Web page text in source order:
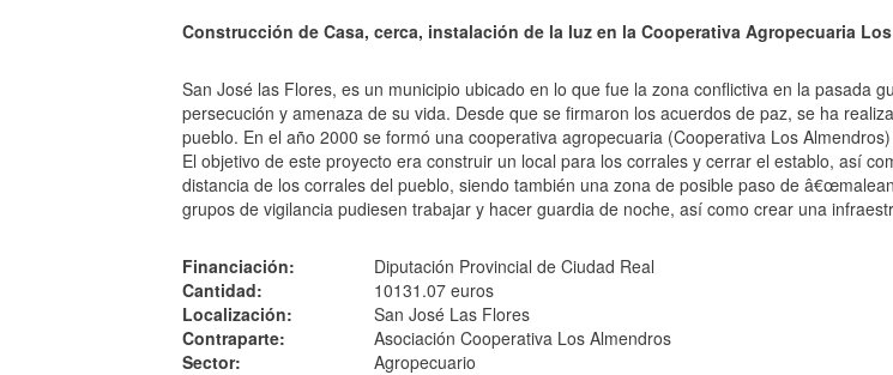
Construcción de Casa, cerca, instalación de la luz en la Cooperativa Agropecuaria
San José las Flores, es un municipio ubicado en lo que fue la zona conflictiva en la pasada
persecución y amenaza de su vida. Desde que se firmaron los acuerdos de paz, se ha
pueblo. En el año 2000 se formó una cooperativa agropecuaria (Cooperativa Los
El objetivo de este proyecto era construir un local para los corrales y cerrar el establo, así
distancia de los corrales del pueblo, siendo también una zona de posible paso de
grupos de vigilancia pudiesen trabajar y hacer guardia de noche, así como crear una
Financiación:
Diputación Provincial de Ciudad Real
Cantidad:
10131.07 euros
Localización:
San José Las Flores
Contraparte:
Asociación Cooperativa Los Almendros
Sector:
Agropecuario